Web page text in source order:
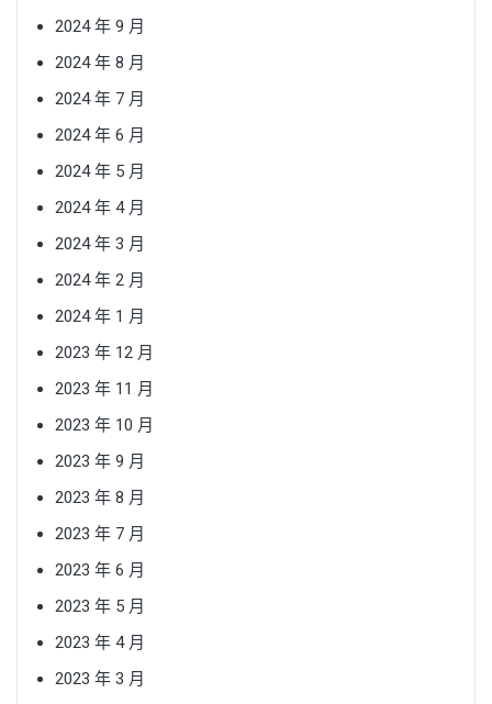
2024 年 9 月
2024 年 8 月
2024 年 7 月
2024 年 6 月
2024 年 5 月
2024 年 4 月
2024 年 3 月
2024 年 2 月
2024 年 1 月
2023 年 12 月
2023 年 11 月
2023 年 10 月
2023 年 9 月
2023 年 8 月
2023 年 7 月
2023 年 6 月
2023 年 5 月
2023 年 4 月
2023 年 3 月